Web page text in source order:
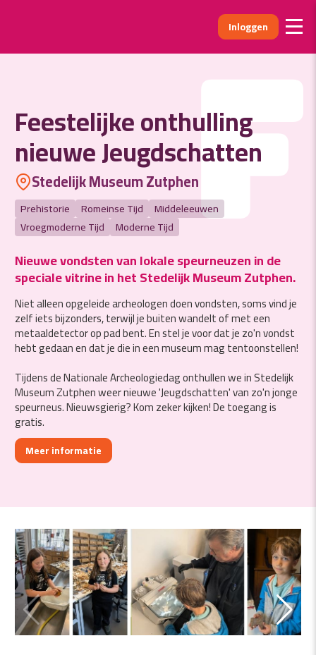
Inloggen
F
Feestelijke onthulling
nieuwe Jeugdschatten
Stedelijk Museum Zutphen
Prehistorie Romeinse Tijd
Middeleeuwen
Vroegmoderne Tijd
Moderne Tijd
Nieuwe vondsten van lokale speurneuzen in de
speciale vitrine in het Stedelijk Museum Zutphen.
Niet alleen opgeleide archeologen doen vondsten, soms vind je
zelf iets bijzonders, terwijl je buiten wandelt of met een
metaaldetector op pad bent. En stel je voor dat je zo'n vondst
hebt gedaan en dat je die in een museum mag tentoonstellen!
Tijdens de Nationale Archeologiedag onthullen we in Stedelijk
Museum Zutphen weer nieuwe 'Jeugdschatten' van zo'n jonge
speurneus. Nieuwsgierig? Kom zeker kijken! De toegang is
gratis.
Meer informatie